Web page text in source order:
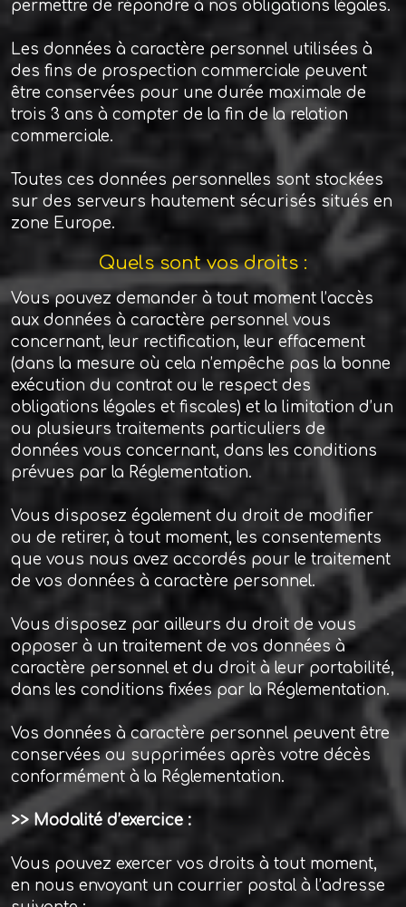
permettre de répondre à nos obligations légales.
Les données à caractère personnel utilisées à
des fins de prospection commerciale peuvent
être conservées pour une durée maximale de
trois 3 ans à compter de la fin de la relation
commerciale.
Toutes ces données personnelles sont stockées
sur des serveurs hautement sécurisés situés en
zone Europe.
Quels sont vos droits :
Vous pouvez demander à tout moment l’accès
aux données à caractère personnel vous
concernant, leur rectification, leur effacement
(dans la mesure où cela n’empêche pas la bonne
exécution du contrat ou le respect des
obligations légales et fiscales) et la limitation d’un
ou plusieurs traitements particuliers de
données vous concernant, dans les conditions
prévues par la Réglementation.
Vous disposez également du droit de modifier
ou de retirer, à tout moment, les consentements
que vous nous avez accordés pour le traitement
de vos données à caractère personnel.
Vous disposez par ailleurs du droit de vous
opposer à un traitement de vos données à
caractère personnel et du droit à leur portabilité,
dans les conditions fixées par la Réglementation.
Vos données à caractère personnel peuvent être
conservées ou supprimées après votre décès
conformément à la Réglementation.
>> Modalité d’exercice :
Vous pouvez exercer vos droits à tout moment,
en nous envoyant un courrier postal à l’adresse